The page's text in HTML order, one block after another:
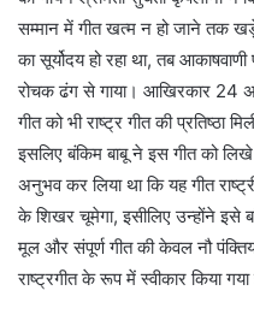
सम्मान में गीत खत्म न हो जाने तक
का सूर्योदय हो रहा था, तब
रोचक ढंग से गाया। आखिरकार
गीत को भी राष्ट्र गीत की प्रतिष्ठा
इसलिए बंकिम बाबू ने इस गीत को
अनुभव कर लिया था कि यह गीत
के शिखर चूमेगा, इसीलिए उन्होंने इसे
मूल और संपूर्ण गीत की केवल नौ
राष्ट्रगीत के रूप में स्वीकार किया